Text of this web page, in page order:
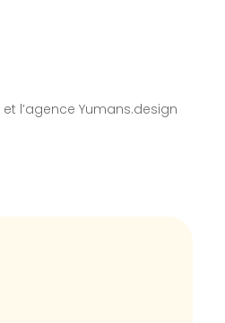
et l’agence Yumans.design